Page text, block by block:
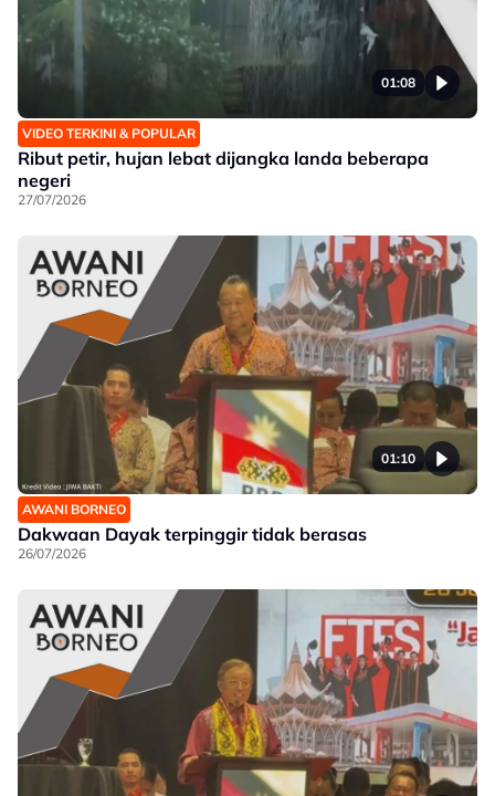
01:08
VIDEO TERKINI & POPULAR
Ribut petir, hujan lebat dijangka landa beberapa
negeri
27/07/2026
01:10
AWANI BORNEO
Dakwaan Dayak terpinggir tidak berasas
26/07/2026